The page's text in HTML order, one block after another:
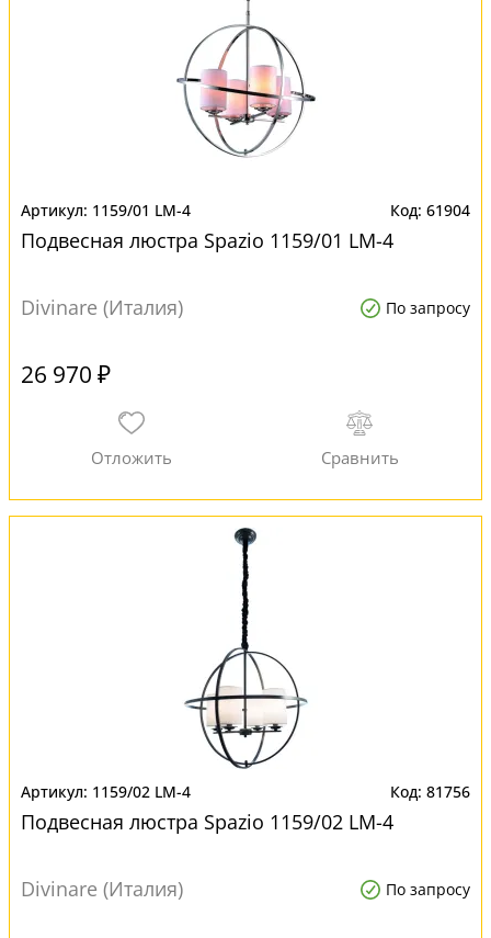
1159/01 LM-4 61904
Подвесная люстра Spazio 1159/01 LM-4
Divinare (Италия) По запросу
26 970 ₽
1159/02 LM-4 81756
Подвесная люстра Spazio 1159/02 LM-4
Divinare (Италия) По запросу